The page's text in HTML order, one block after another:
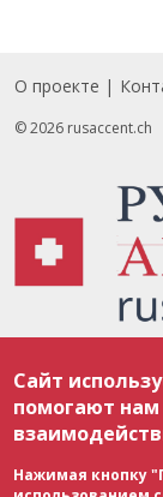
Footer
О проекте
© 2026 rusaccent.ch
соответствии с
международными
материалов
или частичного
ОБЯЗАТЕЛЬНА
текст.
ее исключительной
Сайт
помогают
Нажимая кнопку